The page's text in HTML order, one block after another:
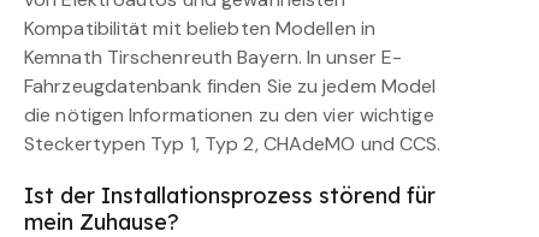
Kompatibilität mit beliebten Modellen in
Kemnath Tirschenreuth Bayern. In unser E-
Fahrzeugdatenbank finden Sie zu jedem Model
die nötigen Informationen zu den vier wichtige
Steckertypen Typ 1, Typ 2, CHAdeMO und CCS.
Ist der Installationsprozess störend für
mein Zuhause?